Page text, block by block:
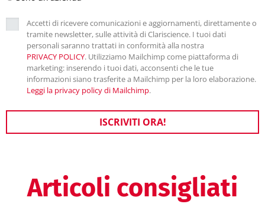
Accetti di ricevere comunicazioni e aggiornamenti, direttamente o
tramite newsletter, sulle attività di Clariscience. I tuoi dati
personali saranno trattati in conformità alla nostra
PRIVACY POLICY. Utilizziamo Mailchimp come piattaforma di
marketing: inserendo i tuoi dati, acconsenti che le tue
informazioni siano trasferite a Mailchimp per la loro elaborazione.
Leggi la privacy policy di Mailchimp.
ISCRIVITI ORA!
Articoli consigliati